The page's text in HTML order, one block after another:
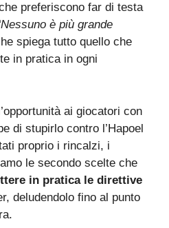
preferiscono far di testa
è più grande
spiega tutto quello che
in pratica in ogni
ai giocatori con
di stupirlo contro l’Hapoel
proprio i rincalzi, i
le secondo scelte che
in pratica le direttive
deludendolo fino al punto